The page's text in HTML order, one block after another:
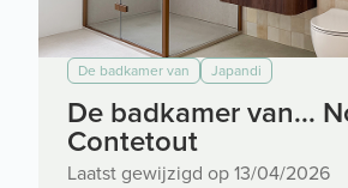
De badkamer van Japandi
De badkamer van...
Contetout
Laatst gewijzigd op 13/04/2026